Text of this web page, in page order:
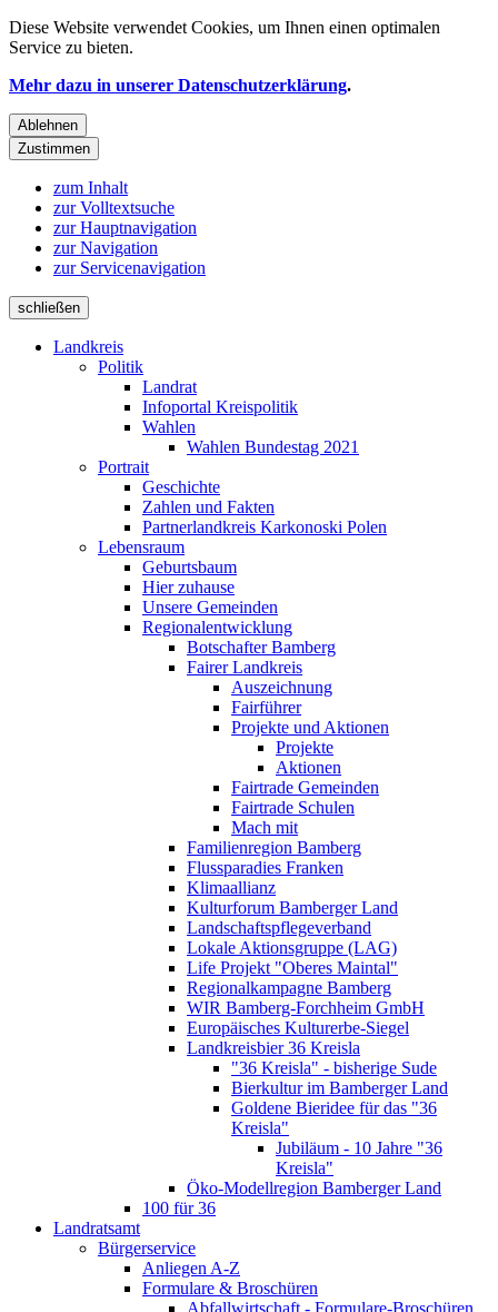
Diese Website verwendet Cookies, um Ihnen einen optimalen
Service zu bieten.
Mehr dazu in unserer Datenschutzerklärung.
Ablehnen
Zustimmen
zum Inhalt
zur Volltextsuche
zur Hauptnavigation
zur Navigation
zur Servicenavigation
schließen
Landkreis
Politik
Landrat
Infoportal Kreispolitik
Wahlen
Wahlen Bundestag 2021
Portrait
Geschichte
Zahlen und Fakten
Partnerlandkreis Karkonoski Polen
Lebensraum
Geburtsbaum
Hier zuhause
Unsere Gemeinden
Regionalentwicklung
Botschafter Bamberg
Fairer Landkreis
Auszeichnung
Fairführer
Projekte und Aktionen
Projekte
Aktionen
Fairtrade Gemeinden
Fairtrade Schulen
Mach mit
Familienregion Bamberg
Flussparadies Franken
Klimaallianz
Kulturforum Bamberger Land
Landschaftspflegeverband
Lokale Aktionsgruppe (LAG)
Life Projekt "Oberes Maintal"
Regionalkampagne Bamberg
WIR Bamberg-Forchheim GmbH
Europäisches Kulturerbe-Siegel
Landkreisbier 36 Kreisla
"36 Kreisla" - bisherige Sude
Bierkultur im Bamberger Land
Goldene Bieridee für das "36
Kreisla"
Jubiläum - 10 Jahre "36
Kreisla"
Öko-Modellregion Bamberger Land
100 für 36
Landratsamt
Bürgerservice
Anliegen A-Z
Formulare & Broschüren
Abfallwirtschaft - Formulare-Broschüren